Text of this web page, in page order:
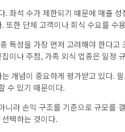
. 좌석 수가 제한되기 때문에 매출
또한 단체 고객이나 회식 수요를 수
특성을 가장 먼저 고려해야 한다
이나 주점, 가족 외식 업종은 일정
는 개념이 중요하게 평가받고 있다.
수 있기 때문이다.
니라 손익 구조를 기준으로 규모를
택하는 것이다.